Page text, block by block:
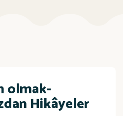
olmak-
Hikâyeler